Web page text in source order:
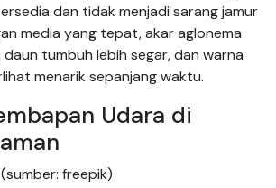
dan tidak menjadi sarang jamur
media yang tepat, akar aglonema
tumbuh lebih segar, dan warna
menarik sepanjang waktu.
Udara di
freepik)